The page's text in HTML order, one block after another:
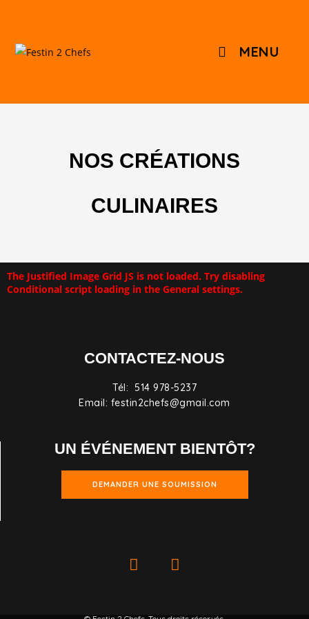
MENU
NOS CRÉATIONS
CULINAIRES
The Justified Image Grid JS is not loaded. Try disabling
Conditional script loading in the General settings.
CONTACTEZ-NOUS
Tél: 514 978-5237
Email: festin2chefs@gmail.com
UN ÉVÉNEMENT BIENTÔT?
DEMANDER UNE SOUMISSION